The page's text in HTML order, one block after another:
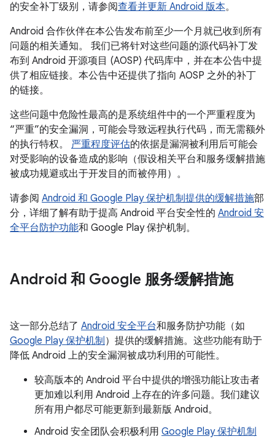
的安全补丁级别，请参阅查看并更新 Android 版本。
Android 合作伙伴在本公告发布前至少一个月就已收到所有
问题的相关通知。 我们已将针对这些问题的源代码补丁发
布到 Android 开源项目 (AOSP) 代码库中，并在本公告中提
供了相应链接。本公告中还提供了指向 AOSP 之外的补丁
的链接。
这些问题中危险性最高的是系统组件中的一个严重程度为
“严重”的安全漏洞，可能会导致远程执行代码，而无需额外
的执行特权。 严重程度评估的依据是漏洞被利用后可能会
对受影响的设备造成的影响（假设相关平台和服务缓解措施
被成功规避或出于开发目的而被停用）。
请参阅 Android 和 Google Play 保护机制提供的缓解措施部
分，详细了解有助于提高 Android 平台安全性的 Android 安
全平台防护功能和 Google Play 保护机制。
Android 和 Google 服务缓解措施
这一部分总结了 Android 安全平台和服务防护功能（如
Google Play 保护机制 ）提供的缓解措施。这些功能有助于
降低 Android 上的安全漏洞被成功利用的可能性。
较高版本的 Android 平台中提供的增强功能让攻击者
更加难以利用 Android 上存在的许多问题。我们建议
所有用户都尽可能更新到最新版 Android。
Android 安全团队会积极利用 Google Play 保护机制